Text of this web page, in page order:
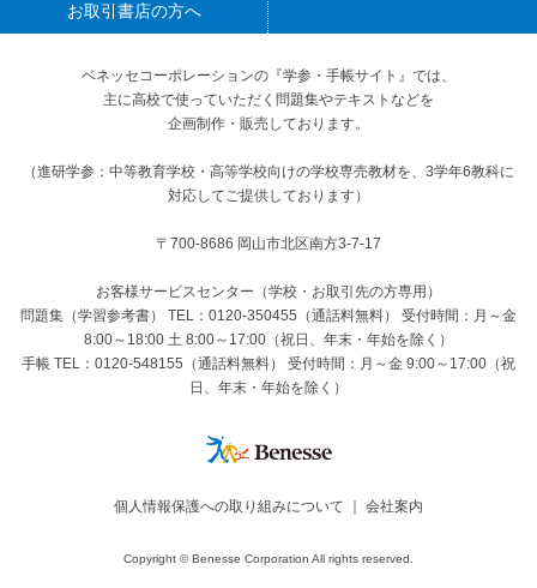
お取引書店の方へ
ベネッセコーポレーションの『学参・手帳サイト』 では、
主に高校で使っていただく問題集やテキストなどを
企画制作・販売しております。
（進研学参：中等教育学校・高等学校向けの学校専売教材を、3学年6教科に
対応してご提供しております）
〒700-8686 岡山市北区南方3-7-17
お客様サービスセンター（学校・お取引先の方専用）
問題集（学習参考書） TEL：0120-350455（通話料無料） 受付時間：月～金
8:00～18:00 土 8:00～17:00（祝日、年末・年始を除く）
手帳 TEL：0120-548155（通話料無料） 受付時間：月～金 9:00～17:00（祝
日、年末・年始を除く）
個人情報保護への取り組みについて 会社案内
Copyright © Benesse Corporation All rights reserved.